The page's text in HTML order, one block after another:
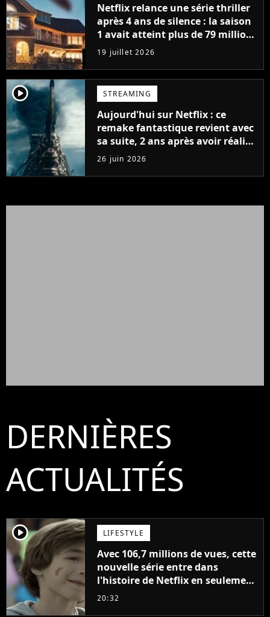
Netflix relance une série thriller
après 4 ans de silence : la saison
1 avait atteint plus de 79 millions
de vues
19 juillet 2026
player2 STREAMING
Aujourd'hui sur Netflix : ce
remake fantastique revient avec
sa suite, 2 ans après avoir réalisé
60 millions de vues et régné 6
semaines dans le Top 10
26 juin 2026
DERNIÈRES
ACTUALITÉS
player2 LIFESTYLE
Avec 106,7 millions de vues, cette
nouvelle série entre dans
l'histoire de Netflix en seulement
48 jours
20:32